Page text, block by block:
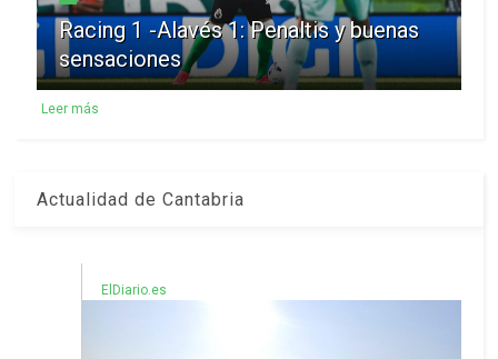
Racing 1 -Alavés 1: Penaltis y buenas
sensaciones
Leer más
Actualidad de Cantabria
ElDiario.es